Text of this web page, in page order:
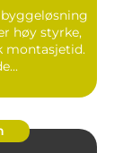
høy styrke,
montasjetid.